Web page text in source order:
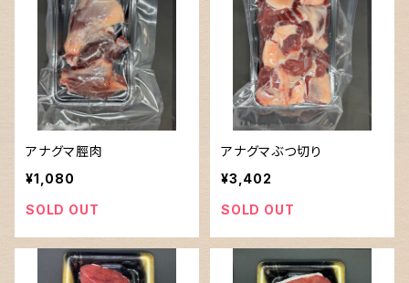
アナグマ脛肉
¥1,080
SOLD OUT
アナグマぶつ切り
¥3,402
SOLD OUT